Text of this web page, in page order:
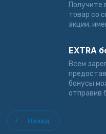
Получите
товар со
акции,
EXTRA
Всем
бонусы
отправив
Назад